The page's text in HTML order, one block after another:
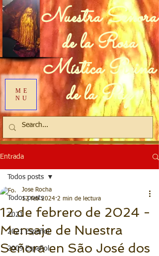
ME
NU
Nuestra Señora
de la Rosa
Mística Reina
de la Paz
Entrada
Todos posts
2021
2021 Español
2009 Español
Todos posts
12 de febrero de 2024 -
Mensaje de Nuestra
Señora en São José dos
Jose Rocha
12 feb 2024 2 min de lectura